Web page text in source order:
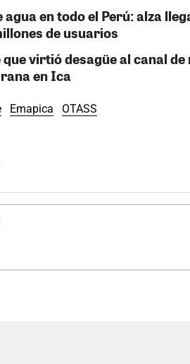
en todo el Perú: alza
de usuarios
virtió desagüe al canal de
en Ica
Emapica OTASS